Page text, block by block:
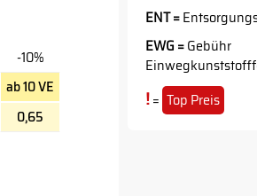
-10%
ab 10 VE
0,65
ENT =
EWG =Gebühr
!= Top Preis